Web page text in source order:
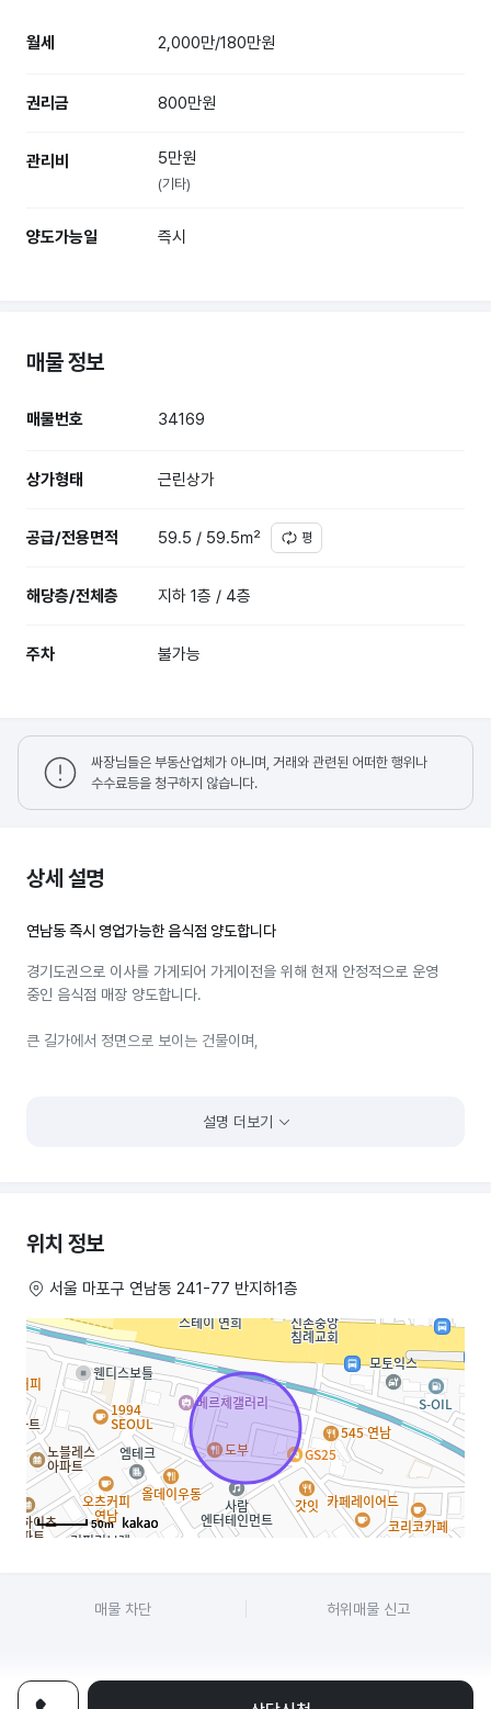
월세 2,000만/180만원
권리금 800만원
관리비 5만원
(기타)
양도가능일 즉시
매물 정보
매물번호 34169
상가형태 근린상가
공급/전용면적 59.5 / 59.5㎡ 평
해당층/전체층 지하 1층 / 4층
주차 불가능
싸장님들은 부동산업체가 아니며, 거래와 관련된 어떠한 행위나
수수료등을 청구하지 않습니다.
상세 설명
연남동 즉시 영업가능한 음식점 양도합니다
경기도권으로 이사를 가게되어 가게이전을 위해 현재 안정적으로 운영
중인 음식점 매장 양도합니다.
큰 길가에서 정면으로 보이는 건물이며,
가능해요
주방 및 홀 설비는 현재 운영 상태 그대로 사용 가능하며
+실내 별도 화장실도 있습니다!
+시스템에어컨 설치되어 있습니다!
+문 앞 작은 창고 공간 있어요!
별도의 큰 추가 투자 없이 소자본으로 즉시 영업 가능한 상태입니다.
*냉장고/후드덕트/화구/바테이블/바 언더냉장고/제빙기/온수기/
설명 더보기
위치 정보
서울 마포구 연남동 241-77 반지하1층
50m
매물 차단 허위매물 신고